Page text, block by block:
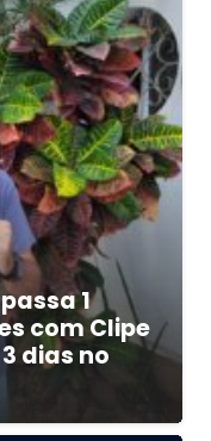
1
com Clipe
dias no